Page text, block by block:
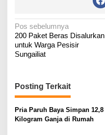
N
a
v
a
s
i
Pos sebelumnya
200 Paket Beras Disalurkan
untuk Warga Pesisir
Sungailiat
Posting Terkait
Pria Paruh Baya Simpan 12,8
Kilogram Ganja di Rumah